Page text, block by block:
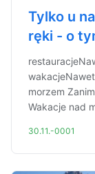
Tylko u
ręki - o
morzem
Wakacje nad
30.11.-0001